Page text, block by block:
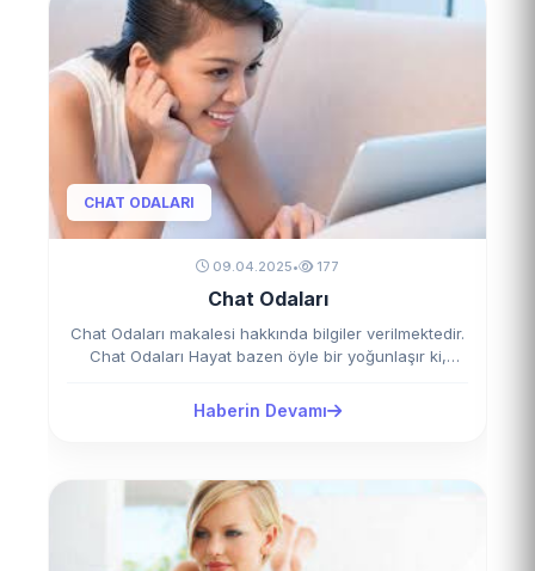
CHAT ODALARI
09.04.2025• 177
Chat Odaları
Chat Odaları makalesi hakkında bilgiler verilmektedir.
Chat Odaları Hayat bazen öyle bir yoğunlaşır ki,
Haberin Devamı